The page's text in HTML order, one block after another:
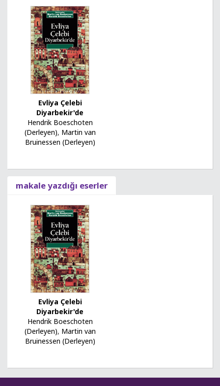
Evliya Çelebi
Diyarbekir'de
Hendrik Boeschoten
(Derleyen), Martin van
Bruinessen (Derleyen)
makale yazdığı eserler
Evliya Çelebi
Diyarbekir'de
Hendrik Boeschoten
(Derleyen), Martin van
Bruinessen (Derleyen)